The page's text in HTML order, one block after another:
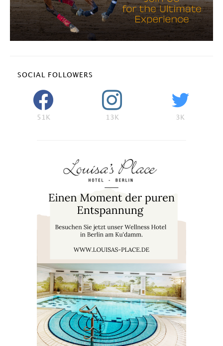
SOCIAL FOLLOWERS
51K 13K 3K